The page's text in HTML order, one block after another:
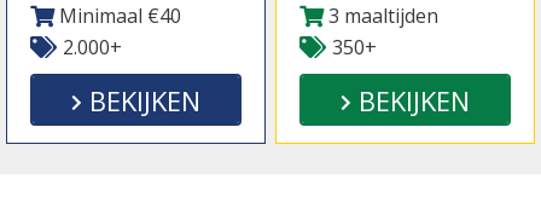
Minimaal €40
2.000+
BEKIJKEN
3 maaltijden
350+
BEKIJKEN